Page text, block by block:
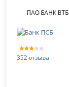
ПАО БАНК
352 отзыва